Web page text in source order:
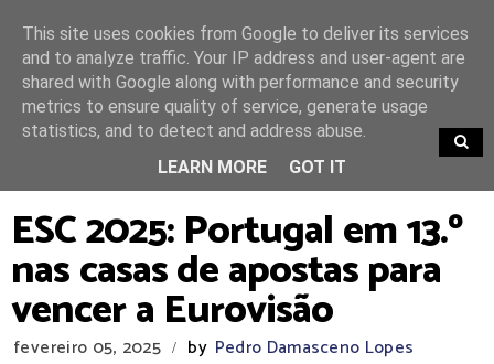
TRENDING
ESC 2025: Portugal em 13.º
nas casas de apostas para
vencer a Eurovisão
fevereiro 05, 2025 / by Pedro Damasceno Lopes
This site uses cookies from Google to deliver its services
and to analyze traffic. Your IP address and user-agent are
shared with Google along with performance and security
metrics to ensure quality of service, generate usage
statistics, and to detect and address abuse.
LEARN MORE
GOT IT